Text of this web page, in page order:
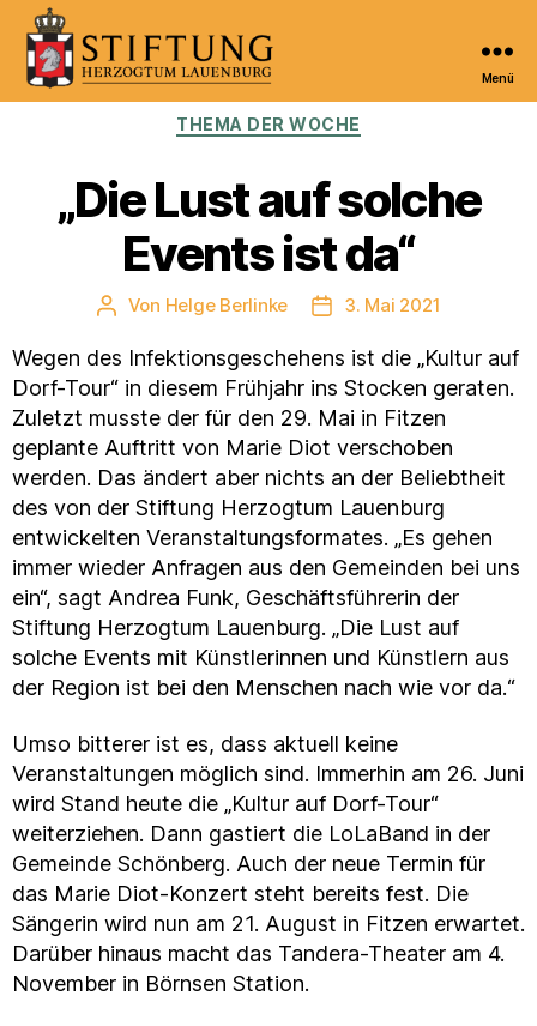
Kulturportal
Herzogtum
Lauenburg
Menü
Kategorien
THEMA DER WOCHE
„Die Lust auf solche
Events ist da“
Beitragsautor
Von Helge Berlinke Veröffentlichungsdatum
3. Mai 2021
Wegen des Infektionsgeschehens ist die „Kultur auf
Dorf-Tour“ in diesem Frühjahr ins Stocken geraten.
Zuletzt musste der für den 29. Mai in Fitzen
geplante Auftritt von Marie Diot verschoben
werden. Das ändert aber nichts an der Beliebtheit
des von der Stiftung Herzogtum Lauenburg
entwickelten Veranstaltungsformates. „Es gehen
immer wieder Anfragen aus den Gemeinden bei uns
ein“, sagt Andrea Funk, Geschäftsführerin der
Stiftung Herzogtum Lauenburg. „Die Lust auf
solche Events mit Künstlerinnen und Künstlern aus
der Region ist bei den Menschen nach wie vor da.“
Umso bitterer ist es, dass aktuell keine
Veranstaltungen möglich sind. Immerhin am 26. Juni
wird Stand heute die „Kultur auf Dorf-Tour“
weiterziehen. Dann gastiert die LoLaBand in der
Gemeinde Schönberg. Auch der neue Termin für
das Marie Diot-Konzert steht bereits fest. Die
Sängerin wird nun am 21. August in Fitzen erwartet.
Darüber hinaus macht das Tandera-Theater am 4.
November in Börnsen Station.